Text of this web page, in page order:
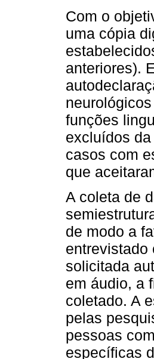
Com o
uma cópia
anteriores).
funções
excluídos
casos com
que
A coleta de
de modo a
entrevistado
solicitada
em áudio, a
coletado. A
pelas
pessoas
específicas